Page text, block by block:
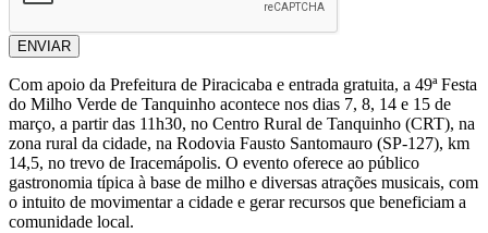
ENVIAR
Com apoio da Prefeitura de Piracicaba e entrada gratuita, a 49ª Festa
do Milho Verde de Tanquinho acontece nos dias 7, 8, 14 e 15 de
março, a partir das 11h30, no Centro Rural de Tanquinho (CRT), na
zona rural da cidade, na Rodovia Fausto Santomauro (SP-127), km
14,5, no trevo de Iracemápolis. O evento oferece ao público
gastronomia típica à base de milho e diversas atrações musicais, com
o intuito de movimentar a cidade e gerar recursos que beneficiam a
comunidade local.